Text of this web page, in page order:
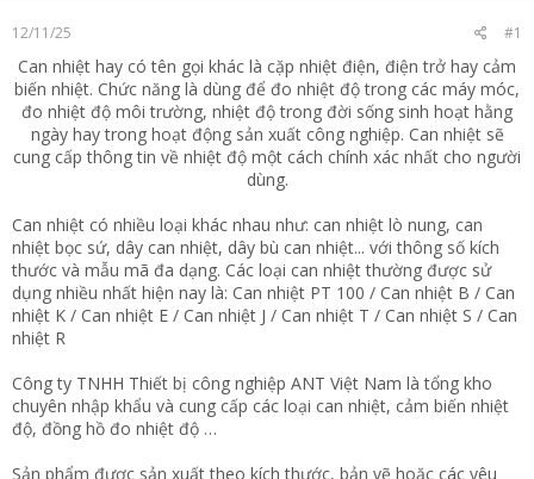
r
12/11/25 #1
Can nhiệt hay có tên gọi khác là cặp nhiệt điện, điện trở hay cảm
biến nhiệt. Chức năng là dùng để đo nhiệt độ trong các máy móc,
đo nhiệt độ môi trường, nhiệt độ trong đời sống sinh hoạt hằng
ngày hay trong hoạt động sản xuất công nghiệp. Can nhiệt sẽ
cung cấp thông tin về nhiệt độ một cách chính xác nhất cho người
dùng.​
Can nhiệt có nhiều loại khác nhau như: can nhiệt lò nung, can
nhiệt bọc sứ, dây can nhiệt, dây bù can nhiệt... với thông số kích
thước và mẫu mã đa dạng. Các loại can nhiệt thường được sử
dụng nhiều nhất hiện nay là: Can nhiệt PT 100 / Can nhiệt B / Can
nhiệt K / Can nhiệt E / Can nhiệt J / Can nhiệt T / Can nhiệt S / Can
nhiệt R
Công ty TNHH Thiết bị công nghiệp ANT Việt Nam là tổng kho
chuyên nhập khẩu và cung cấp các loại can nhiệt, cảm biến nhiệt
độ, đồng hồ đo nhiệt độ …
Sản phẩm được sản xuất theo kích thước, bản vẽ hoặc các yêu